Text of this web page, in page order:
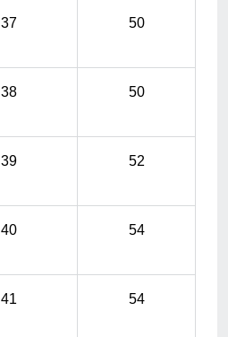
37 50
38 50
39 52
40 54
41 54